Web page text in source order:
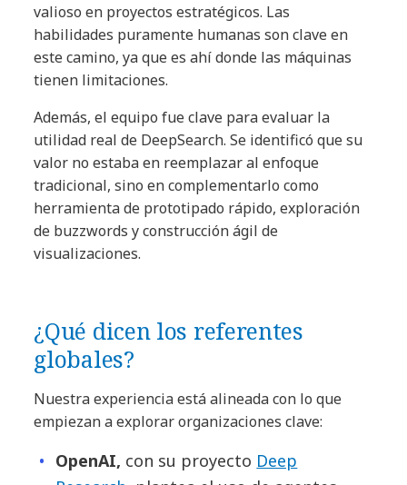
valioso en proyectos estratégicos. Las
habilidades puramente humanas son clave en
este camino, ya que es ahí donde las máquinas
tienen limitaciones.
Además, el equipo fue clave para evaluar la
utilidad real de DeepSearch. Se identificó que su
valor no estaba en reemplazar al enfoque
tradicional, sino en complementarlo como
herramienta de prototipado rápido, exploración
de buzzwords y construcción ágil de
visualizaciones.
¿Qué dicen los referentes
globales?
Nuestra experiencia está alineada con lo que
empiezan a explorar organizaciones clave:
OpenAI, con su proyecto Deep